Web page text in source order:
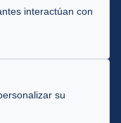
interactúan con
su